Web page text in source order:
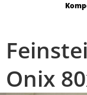
Onix